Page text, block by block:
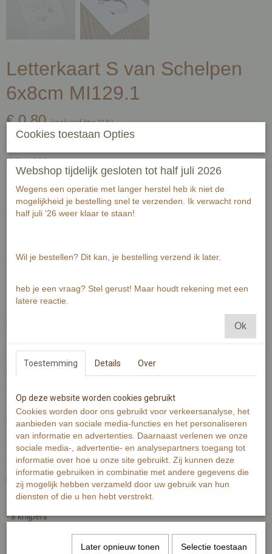
Letterkaart S van Schelpen
6x8cm MI129.1
€ 0,80 (inclusief btw 21%)
Op voorraad- Levertijd 1-3 werkdagen
Knijper bij kaart
touw bij kaart
Aantal
en kaart met een letter.
Met meerdere kaarten maak jij een naam of tekst aan een slinger.
Wist je dat je er ook touw en knijpers bij kunt bestellen?
De kaart heeft een maat van 6x8cm en is dubbelzijdig gedrukt op
300 grams oud wit papier met zichtbare en voelbare structuur.
Aan de voorzijde een letter of teken met illustratie. Aan de
achterzijde de betekenis van de illustratie per letter.
Benodigdheden voor een naam of tekst van bijvoorbeeld 8 letters:
- 1 meter touw
- 8 knijpers
Cookies toestaan Opties
Webshop tijdelijk gesloten tot half juli 2026
Wegens een operatie met langer herstel heb ik niet de
mogelijkheid je bestelling snel te verzenden. Ik verwacht rond
half juli '26 weer klaar te staan!
Wil je bestellen? Dit kan, je bestelling verzend ik later.
heb je een vraag? Stel gerust! Maar houdt rekening met een
latere reactie.
Ok
Toestemming Details Over
Op deze website worden cookies gebruikt
Cookies worden door ons gebruikt voor verkeersanalyse, het
aanbieden van sociale media-functies en het personaliseren
van informatie en advertenties. Daarnaast verlenen we onze
sociale media-, advertentie- en analysepartners toegang tot
informatie over hoe u onze site gebruikt. Zij kunnen deze
informatie gebruiken in combinatie met andere gegevens die
zij mogelijk hebben verzameld door uw gebruik van hun
diensten of die u hen hebt verstrekt.
Later opnieuw tonen Selectie toestaan